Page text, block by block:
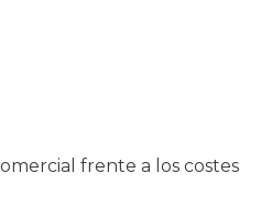
frente a los costes